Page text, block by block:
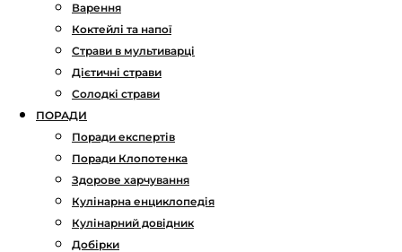
Варення
Коктейлі та напої
Страви в мультиварці
Дієтичні страви
Солодкі страви
ПОРАДИ
Поради експертів
Поради Клопотенка
Здорове харчування
Кулінарна енциклопедія
Кулінарний довідник
Добірки